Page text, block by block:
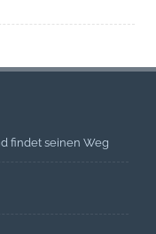
findet seinen Weg